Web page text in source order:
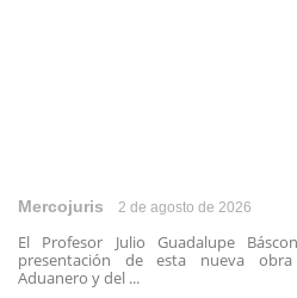
Mercojuris 2 de agosto de 2026
El Profesor Julio Guadalupe
presentación de esta nueva
Aduanero y del ...